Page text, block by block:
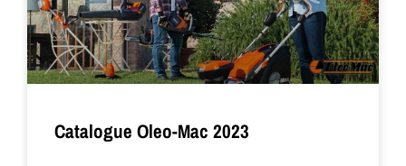
Catalogue Oleo-Mac 2023